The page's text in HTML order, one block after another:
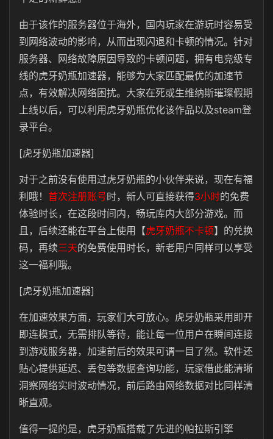
由于该作的服务器位于海外，国内玩家在游玩时容易受
到网络波动的影响，从而出现闪退和卡顿的情况。针对
服务器、网络故障原因导致的卡顿问题，拥有电竞级专
线的虎牙奶瓶加速器，能够为大家匹配最优的加速节
点，有效解决网络困扰。大家在死或生维纳斯璀璨假期
上线以后，可以利用虎牙奶瓶优化该作品以及steam登
录平台。
[虎牙奶瓶加速器]
对于之前没有使用过虎牙奶瓶的小伙伴来说，现在有福
利哦！ 首次注册账号时， 新人可直接获得3小时的免费
体验时长，在这段时间内，畅玩库内大部分游戏。而
且，后续还能在平台上使用
【虎牙奶瓶不卡顿】 的兑换
码，再续三天的免费使用时长，新老用户同样可以享受
这一福利哦。
[虎牙奶瓶加速器]
在加速效果方面，玩家们大可放心。虎牙奶瓶采用即开
即连模式，无需排队等待，能让每一位用户在瞬间连接
到游戏服务器，加速前后的效果可谓一目了然。软件还
贴心提供延迟、丢包等数据查询功能，玩家借此能清晰
洞察网络实时波动情况，前后路由网络数据对比同样清
晰直观。
值得一提的是，虎牙奶瓶搭载了先进的帕拉斯引擎